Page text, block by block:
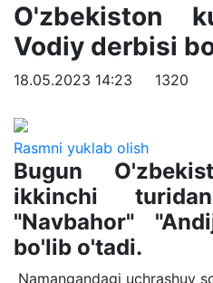
O'zbekiston
Vodiy derbisi
18.05.2023 14:23 1320
Rasmni yuklab olish
Bugun
ikkinchi
"Navbahor"
bo'lib o'tadi.
Namangandagi uchrashuv